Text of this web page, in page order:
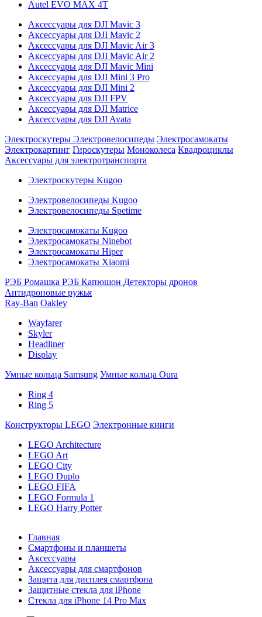
Autel EVO MAX 4T
Аксессуары для DJI Mavic 3
Аксессуары для DJI Mavic 2
Аксессуары для DJI Mavic Air 3
Аксессуары для DJI Mavic Air 2
Аксессуары для DJI Mavic Mini
Аксессуары для DJI Mini 3 Pro
Аксессуары для DJI Mini 2
Аксессуары для DJI FPV
Аксессуары для DJI Matrice
Аксессуары для DJI Avata
Электроскутеры Электровелосипеды Электросамокаты
Электрокартинг Гироскутеры Моноколеса Квадроциклы
Аксессуары для электротранспорта
Электроскутеры Kugoo
Электровелосипеды Kugoo
Электровелосипеды Spetime
Электросамокаты Kugoo
Электросамокаты Ninebot
Электросамокаты Hiper
Электросамокаты Xiaomi
РЭБ Ромашка РЭБ Капюшон Детекторы дронов
Антидроновые ружья
Ray-Ban Oakley
Wayfarer
Skyler
Headliner
Display
Умные кольца Samsung Умные кольца Oura
Ring 4
Ring 5
Конструкторы LEGO Электронные книги
LEGO Architecture
LEGO Art
LEGO City
LEGO Duplo
LEGO FIFA
LEGO Formula 1
LEGO Harry Potter
Главная
Смартфоны и планшеты
Аксессуары
Аксессуары для смартфонов
Защита для дисплея смартфона
Защитные стекла для iPhone
Стекла для iPhone 14 Pro Max